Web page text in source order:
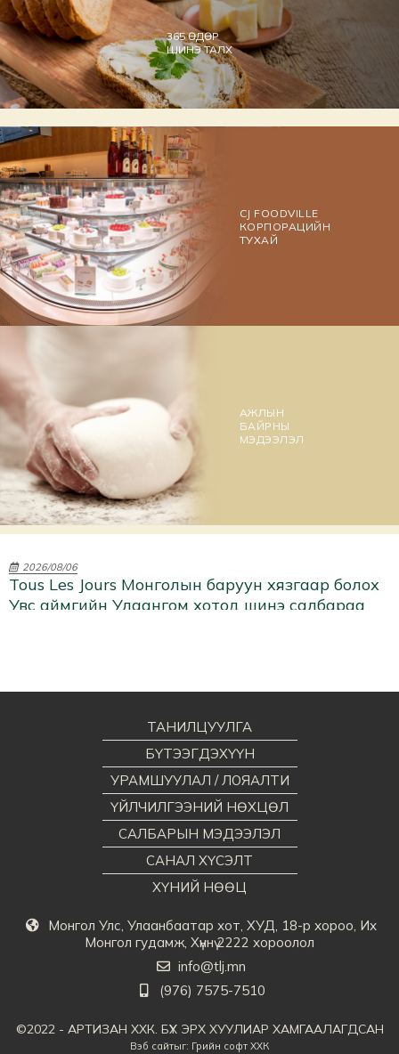
365 ӨДӨР
ШИНЭ ТАЛХ
CJ FOODVILLE
КОРПОРАЦИЙН
ТУХАЙ
АЖЛЫН
БАЙРНЫ
МЭДЭЭЛЭЛ
Tous Les Jours Монголын баруун xязгаар болох
Увс аймгийн Улаангом хотод шинэ салбараа
2026/08/06
Монгол Улс, Улаанбаатар хот, ХУД, 18-р хороо, Их
Монгол гудамж, Хүннү 2222 хороолол
info@tlj.mn
(976) 7575-7510
ТАНИЛЦУУЛГА
БҮТЭЭГДЭХҮҮН
УРАМШУУЛАЛ / ЛОЯАЛТИ
ҮЙЛЧИЛГЭЭНИЙ НӨХЦӨЛ
САЛБАРЫН МЭДЭЭЛЭЛ
САНАЛ ХҮСЭЛТ
ХҮНИЙ НӨӨЦ
©2022 - АРТИЗАН ХХК. БҮХ ЭРХ ХУУЛИАР ХАМГААЛАГДСАН
Вэб сайтыг: Грийн софт ХХК